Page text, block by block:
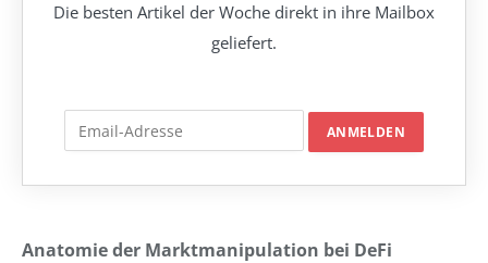
Die besten Artikel der Woche direkt in ihre Mailbox
geliefert.
Anatomie der Marktmanipulation bei DeFi